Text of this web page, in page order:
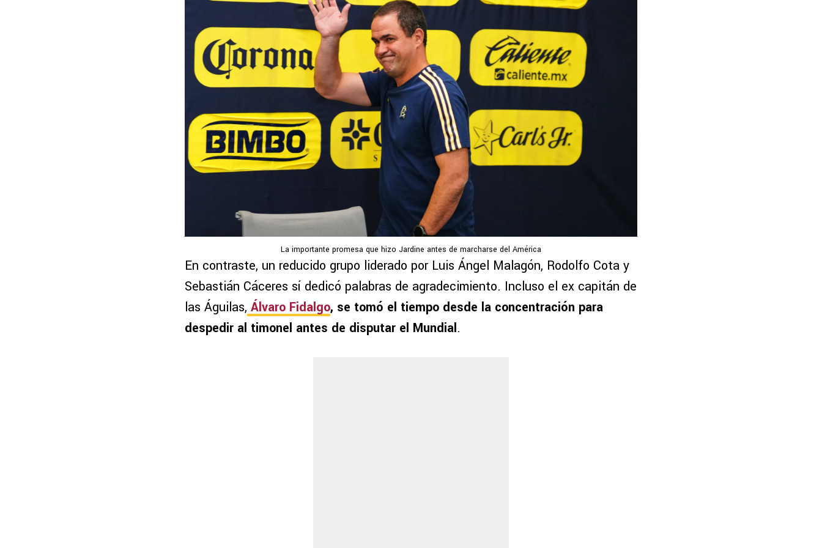
La importante promesa que hizo Jardine antes de marcharse del América
En contraste, un reducido grupo liderado por Luis Ángel Malagón, Rodolfo Cota y
Sebastián Cáceres sí dedicó palabras de agradecimiento. Incluso el ex capitán de
las Águilas, Álvaro Fidalgo, se tomó el tiempo desde la concentración para
despedir al timonel antes de disputar el Mundial.